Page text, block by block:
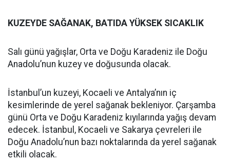
KUZEYDE SAĞANAK, BATIDA YÜKSEK SICAKLIK
Salı günü yağışlar, Orta ve Doğu Karadeniz ile Doğu
Anadolu’nun kuzey ve doğusunda olacak.
İstanbul’un kuzeyi, Kocaeli ve Antalya’nın iç
kesimlerinde de yerel sağanak bekleniyor. Çarşamba
günü Orta ve Doğu Karadeniz kıyılarında yağış devam
edecek. İstanbul, Kocaeli ve Sakarya çevreleri ile
Doğu Anadolu’nun bazı noktalarında da yerel sağanak
etkili olacak.